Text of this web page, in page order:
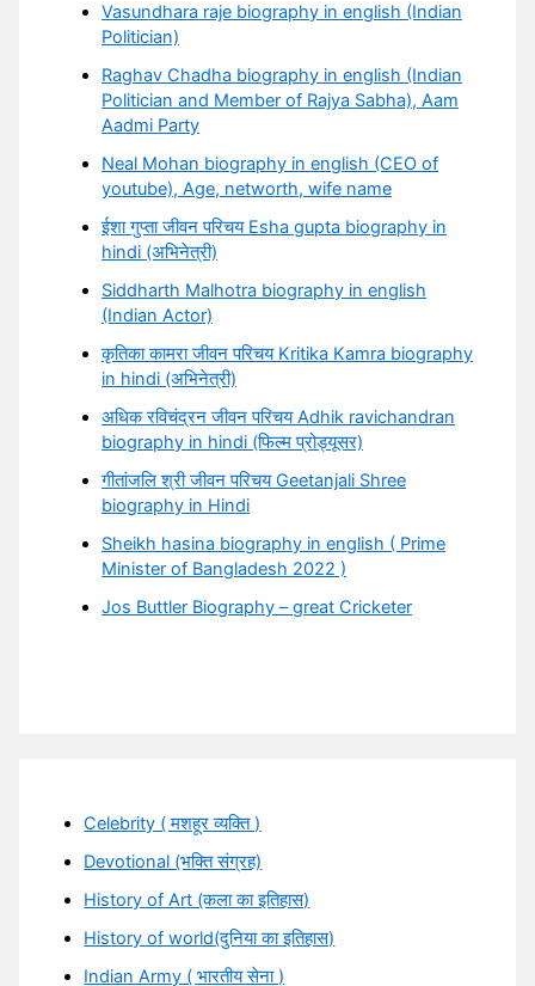
Vasundhara raje biography in english (Indian
Politician)
Raghav Chadha biography in english (Indian
Politician and Member of Rajya Sabha), Aam
Aadmi Party
Neal Mohan biography in english (CEO of
youtube), Age, networth, wife name
ईशा गुप्ता जीवन परिचय Esha gupta biography in
hindi (अभिनेत्री)
Siddharth Malhotra biography in english
(Indian Actor)
कृतिका कामरा जीवन परिचय Kritika Kamra biography
in hindi (अभिनेत्री)
अधिक रविचंद्रन जीवन परिचय Adhik ravichandran
biography in hindi (फिल्म प्रोड्यूसर)
गीतांजलि श्री जीवन परिचय Geetanjali Shree
biography in Hindi
Sheikh hasina biography in english ( Prime
Minister of Bangladesh 2022 )
Jos Buttler Biography – great Cricketer
Celebrity ( मशहूर व्यक्ति )
Devotional (भक्ति संग्रह)
History of Art (कला का इतिहास)
History of world(दुनिया का इतिहास)
Indian Army ( भारतीय सेना )